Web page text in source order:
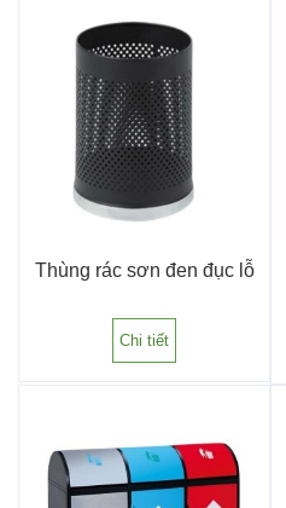
Thùng rác sơn đen đục lỗ
Chi tiết